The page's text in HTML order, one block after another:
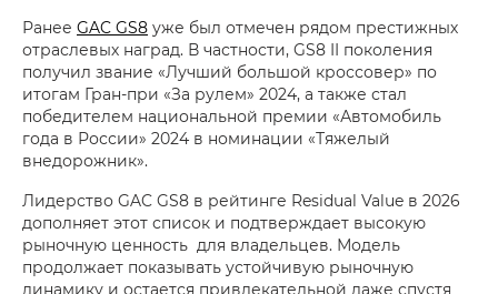
Ранее GAC GS8 уже был отмечен рядом престижных
отраслевых наград. В частности, GS8 II поколения
получил звание «Лучший большой кроссовер» по
итогам Гран-при «За рулем» 2024, а также стал
победителем национальной премии «Автомобиль
года в России» 2024 в номинации «Тяжелый
внедорожник».
Лидерство GAC GS8 в рейтинге Residual Value в 2026
дополняет этот список и подтверждает высокую
рыночную ценность для владельцев. Модель
продолжает показывать устойчивую рыночную
динамику и остается привлекательной даже спустя